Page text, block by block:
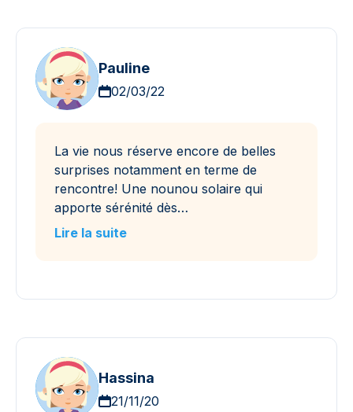
Pauline
02/03/22
La vie nous réserve encore de belles
surprises notamment en terme de
rencontre! Une nounou solaire qui
apporte sérénité dès…
Lire la suite
Hassina
21/11/20